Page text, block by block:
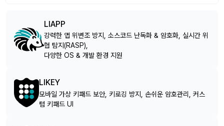
LIAPP
강력한 앱 위변조 방지, 소스코드 난독화 & 암호화, 실시간 위
협 탐지(RASP),
다양한 OS & 개발 환경 지원
LIKEY
모바일 가상 키패드 보안, 키로깅 방지, 손쉬운 암호관리, 커스
텀 키패드 UI